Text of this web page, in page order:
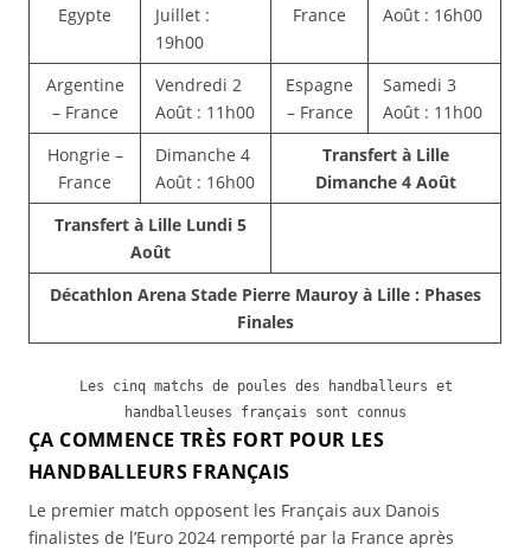
Egypte
Juillet :
19h00
France
Août : 16h00
Argentine
– France
Vendredi 2
Août : 11h00
Espagne
– France
Samedi 3
Août : 11h00
Hongrie –
France
Dimanche 4
Août : 16h00
Transfert à Lille
Dimanche 4 Août
Transfert à Lille Lundi 5
Août
Décathlon Arena Stade Pierre Mauroy à Lille : Phases
Finales
Les cinq matchs de poules des handballeurs et
handballeuses français sont connus
ÇA COMMENCE TRÈS FORT POUR LES
HANDBALLEURS FRANÇAIS
Le premier match opposent les Français aux Danois
finalistes de l’Euro 2024 remporté par la France après